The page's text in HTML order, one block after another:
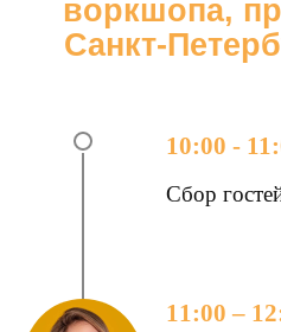
10:00 -
Сбор
11:00 –